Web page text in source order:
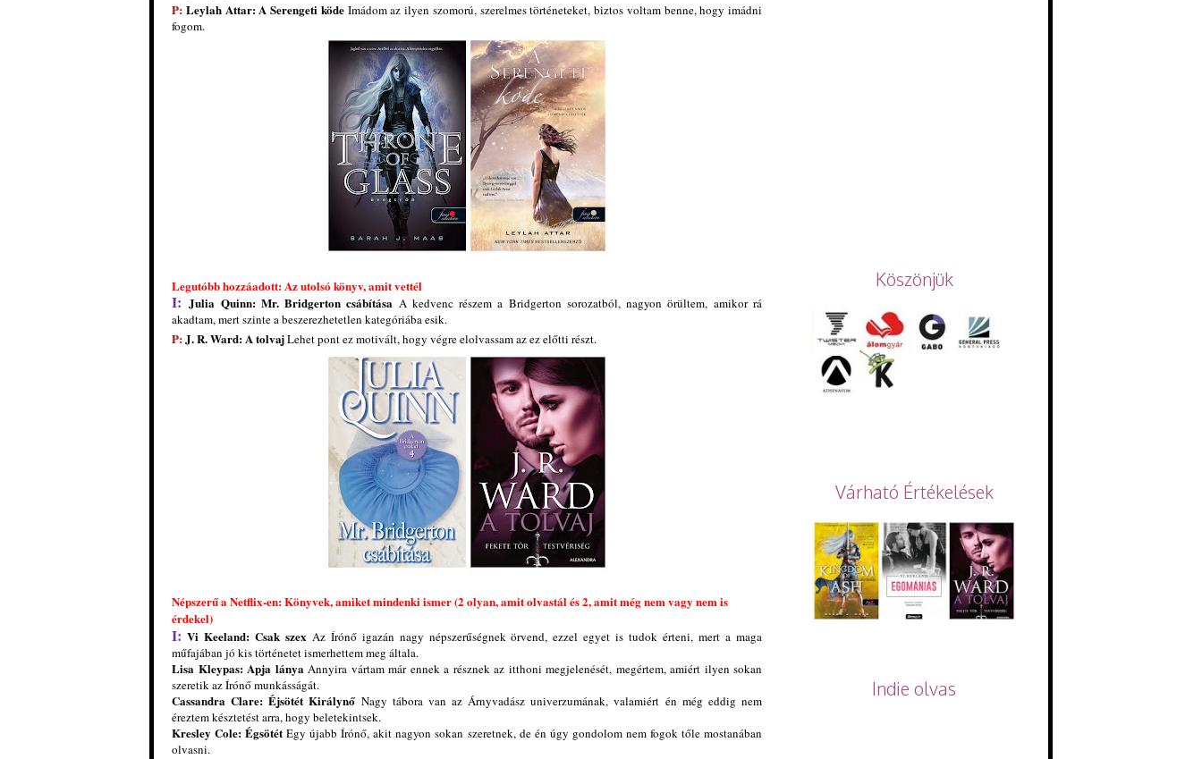
P: Leylah Attar: A Serengeti ködeImádom az ilyen szomorú, szerelmes történeteket, biztos voltam benne, hogy imádni
fogom.
Legutóbb hozzáadott: Az utolsó könyv, amit vettél
I:Julia Quinn: Mr. Bridgerton csábítása A kedvenc részem a Bridgerton sorozatból, nagyon örültem, amikor rá
akadtam, mert szinte a beszerezhetetlen kategóriába esik.
P:J. R. Ward: A tolvajLehet pont ez motivált, hogy végre elolvassam az ez előtti részt.
Népszerű a Netflix-en: Könyvek, amiket mindenki ismer (2 olyan, amit olvastál és 2, amit még nem vagy nem is
érdekel)
I: Vi Keeland: Csak szexAz Írónő igazán nagy népszerűségnek örvend, ezzel egyet is tudok érteni, mert a maga
műfajában jó kis történetet ismerhettem meg általa.
Lisa Kleypas: Apja lányaAnnyira vártam már ennek a résznek az itthoni megjelenését, megértem, amiért ilyen sokan
szeretik az Írónő munkásságát.
Cassandra Clare: Éjsötét Királynő Nagy tábora van az Árnyvadász univerzumának, valamiért én még eddig nem
éreztem késztetést arra, hogy beletekintsek.
Kresley Cole: Égsötét Egy újabb Írónő, akit nagyon sokan szeretnek, de én úgy gondolom nem fogok tőle mostanában
olvasni.
Köszönjük
Várható Értékelések
Indie olvas